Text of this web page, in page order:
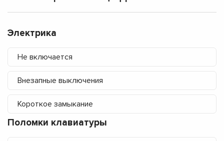
Электрика
Не включается
Внезапные выключения
Короткое замыкание
Поломки клавиатуры